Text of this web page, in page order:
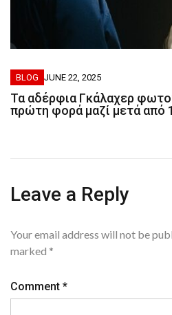
BLOG JUNE 22, 2025
Τα αδέρφια Γκάλαχερ
πρώτη φορά μαζί μετά από
Leave a Reply
Your email address will not be
marked *
Comment *